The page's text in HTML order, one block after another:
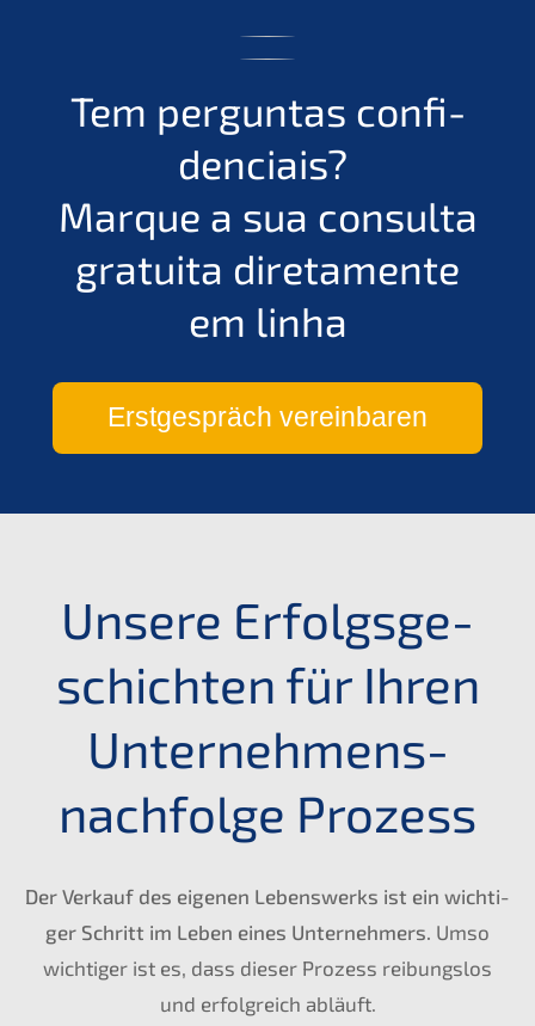
Tem pergun­tas confi­
den­ciais?
Marque a sua consul­ta
gratui­ta direta­men­te
em linha
Erstge­spräch vereinbaren
Unsere Erfolgs­ge­
schich­ten für Ihren
Unternehmens­
nachfolge Prozess
Der Verkauf des eigenen Lebens­werks ist ein wichti­
ger Schritt im Leben eines Unter­neh­mers. Umso
wichti­ger ist es, dass dieser Prozess reibungs­los
und erfolg­reich abläuft.